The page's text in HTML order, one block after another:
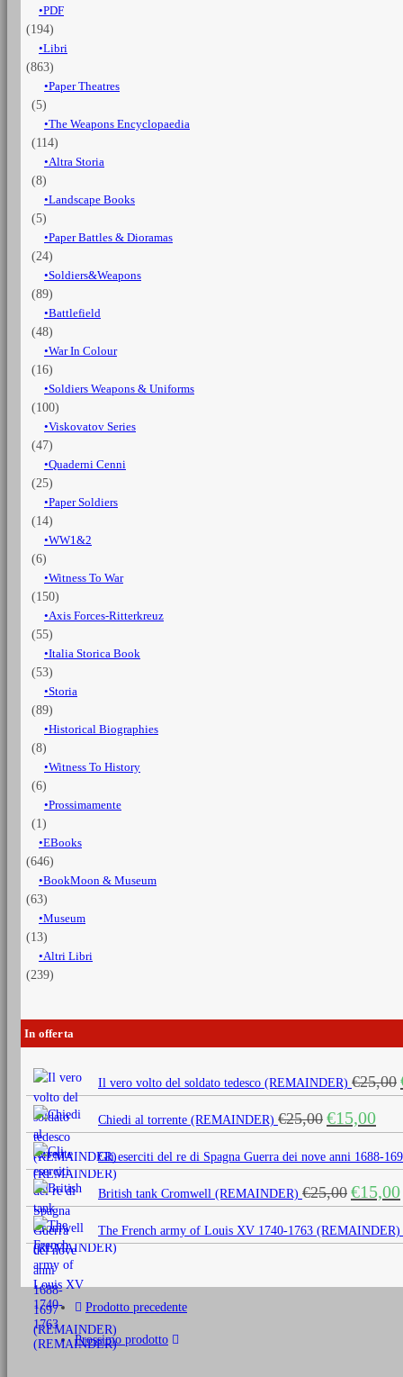
dell’esercito
in
camicia
nera
CARTONATO
quantità
PDF
(194)
Libri
(863)
Paper Theatres
(5)
The Weapons Encyclopaedia
(114)
Altra Storia
(8)
Landscape Books
(5)
Paper Battles & Dioramas
(24)
Soldiers&Weapons
(89)
Battlefield
(48)
War In Colour
(16)
Soldiers Weapons & Uniforms
(100)
Viskovatov Series
(47)
Quaderni Cenni
(25)
Paper Soldiers
(14)
WW1&2
(6)
Witness To War
(150)
Axis Forces-Ritterkreuz
(55)
Italia Storica Book
(53)
Storia
(89)
Historical Biographies
(8)
Witness To History
(6)
Prossimamente
(1)
EBooks
(646)
BookMoon & Museum
(63)
Museum
(13)
Altri Libri
(239)
In offerta
Il vero volto del soldato tedesco (REMAINDER) €25,00
Chiedi al torrente (REMAINDER) €25,00 Il
prezzo
originale
era:
€25,00.
€15,00
è:
Gli eserciti del re di Spagna Guerra dei nove anni 1688-
British tank Cromwell (REMAINDER) €25,00 Il
prezzo
originale
era:
€15,00
The French army of Louis XV 1740-1763 (REMAINDER)
Prodotto precedente
Prossimo prodotto